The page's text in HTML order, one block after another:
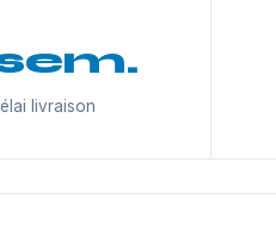
livraison